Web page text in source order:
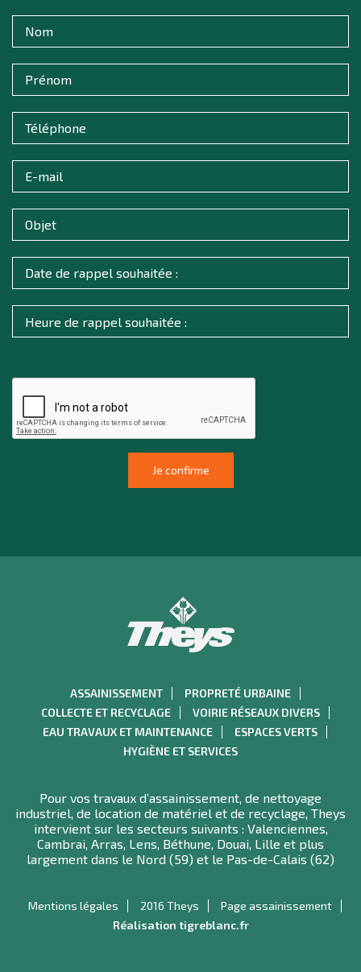
ASSAINISSEMENT
PROPRETÉ URBAINE
COLLECTE ET RECYCLAGE
VOIRIE RÉSEAUX DIVERS
EAU TRAVAUX ET MAINTENANCE
ESPACES VERTS
HYGIÈNE ET SERVICES
Pour vos travaux d’assainissement, de nettoyage
industriel, de location de matériel et de recyclage, Theys
intervient sur les secteurs suivants : Valenciennes,
Cambrai, Arras, Lens, Béthune, Douai, Lille et plus
largement dans le Nord (59) et le Pas-de-Calais (62)
Mentions légales 2016 Theys
Page assainissement
Réalisation tigreblanc.fr